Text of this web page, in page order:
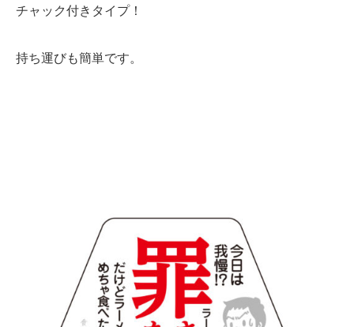
チャック付きタイプ！
持ち運びも簡単です。